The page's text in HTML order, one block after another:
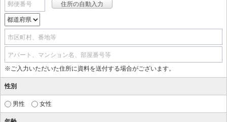
郵便番号
市区町村、番地等
アパート、マンション名、部屋番号等
※ご入力いただいた住所に資料を送付する場合がございます。
性別
男性 女性